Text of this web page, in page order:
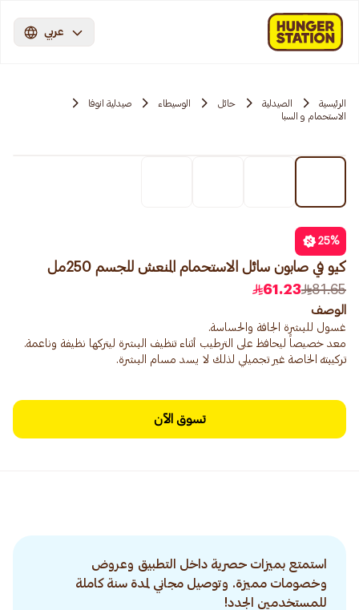
عربي
الرئيسية الصيدلية حائل الوسيطاء
صيدلية انوفا
الاستحمام و السبا
25%
كيو في صابون سائل الاستحمام المنعش للجسم 250مل
81.65
61.23
الوصف
تركيبته الخاصة غير تجميلي لذلك لا يسد مسام البشرة.
تسوق الآن
استمتع بميزات حصرية داخل التطبيق وعروض
وخصومات مميزة. وتوصيل مجاني لمدة سنة كاملة
للمستخدمين الجدد!